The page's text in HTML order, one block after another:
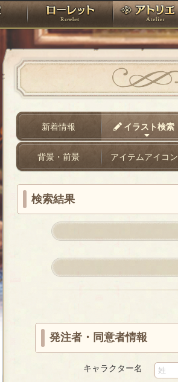
PandoraPartyProject
神殿 ローレット
新着情報 イラスト検索
背景・前景 アイテムアイコン
検索結果
発注者・同意者情報
キャラクター名